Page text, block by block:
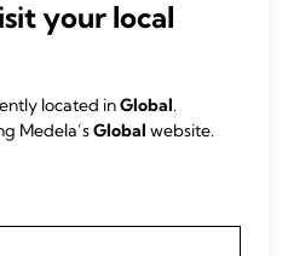
your local
located inGlobal.
Medela’sGlobal website.